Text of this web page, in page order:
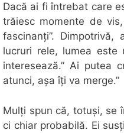
Dacă ai fi întrebat care
trăiesc momente de
fascinanți”.
lucruri rele, lumea
interesează.” Ai putea
atunci, așa îți va merge.”
Mulți spun că, totuși, se
ci chiar probabilă. Ei